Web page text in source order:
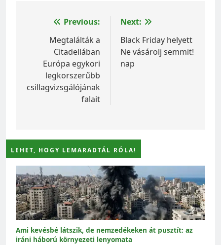
Bejegyzés
navigáció
Previous:
Megtalálták a
Citadellában
Európa egykori
legkorszerűbb
csillagvizsgálójának
falait
Next:
Black Friday helyett
Ne vásárolj semmit!
nap
LEHET, HOGY LEMARADTÁL RÓLA!
Ami kevésbé látszik, de nemzedékeken át pusztít: az
iráni háború környezeti lenyomata